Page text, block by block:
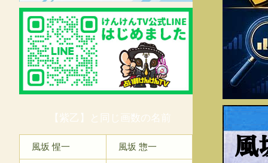
【紫乙】と同じ画数の名前
風坂 惺一 風坂 惣一 風